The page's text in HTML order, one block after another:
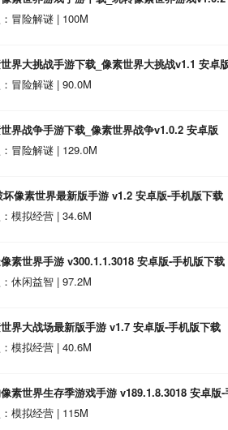
冒险解谜 | 100M
界大挑战手游下载_像素世界大挑战v1.1 安卓
冒险解谜 | 90.0M
界战争手游下载_像素世界战争v1.0.2 安卓版
冒险解谜 | 129.0M
像素世界最新版手游 v1.2 安卓版-手机版下载
模拟经营 | 34.6M
素世界手游 v300.1.1.3018 安卓版-手机版下载
休闲益智 | 97.2M
界大战场最新版手游 v1.7 安卓版-手机版下载
模拟经营 | 40.6M
素世界生存季游戏手游 v189.1.8.3018 安卓版
模拟经营 | 115M